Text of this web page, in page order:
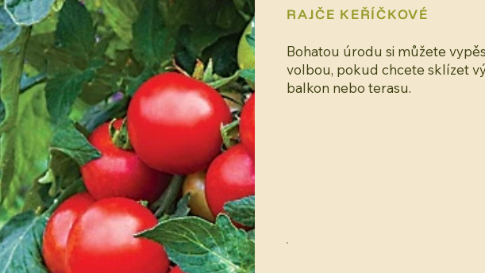
RAJČE KEŘÍČKOVÉ
Bohatou úrodu si můžete
volbou, pokud chcete sklízet
balkon nebo terasu.